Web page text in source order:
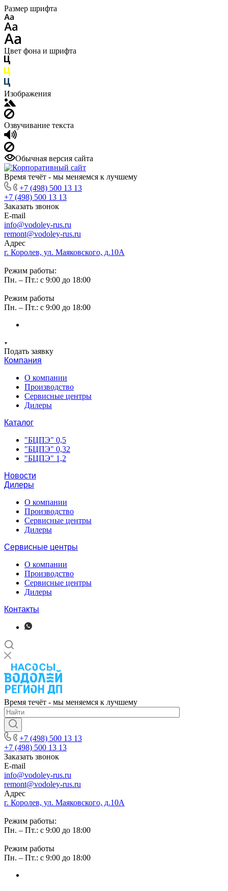
Размер шрифта
Цвет фона и шрифта
Изображения
Озвучивание текста
Обычная версия сайта
Время течёт - мы меняемся к лучшему
+7 (498) 500 13 13
+7 (498) 500 13 13
Заказать звонок
E-mail
info@vodoley-rus.ru
remont@vodoley-rus.ru
Адрес
г. Королев, ул. Маяковского, д.10А
Режим работы:
Пн. – Пт.: с 9:00 до 18:00
Режим работы
Пн. – Пт.: с 9:00 до 18:00
Подать заявку
Компания
О компании
Производство
Сервисные центры
Дилеры
Каталог
"БЦПЭ" 0,5
"БЦПЭ" 0,32
"БЦПЭ" 1,2
Новости
Дилеры
О компании
Производство
Сервисные центры
Дилеры
Сервисные центры
О компании
Производство
Сервисные центры
Дилеры
Контакты
Время течёт - мы меняемся к лучшему
+7 (498) 500 13 13
+7 (498) 500 13 13
Заказать звонок
E-mail
info@vodoley-rus.ru
remont@vodoley-rus.ru
Адрес
г. Королев, ул. Маяковского, д.10А
Режим работы:
Пн. – Пт.: с 9:00 до 18:00
Режим работы
Пн. – Пт.: с 9:00 до 18:00